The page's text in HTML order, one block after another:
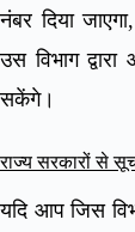
नंबर दिया
उस विभाग
सकेंगे।
राज्य सरकारों से
यदि आप जिस